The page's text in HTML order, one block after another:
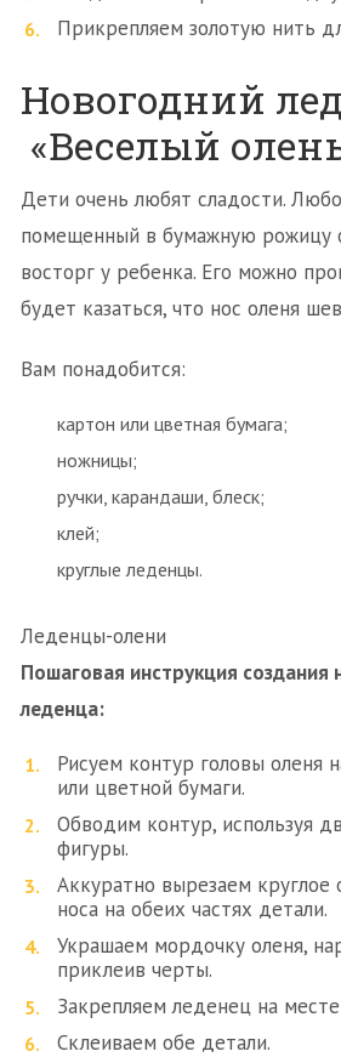
Прикрепляем золотую нить
Новогодний
«Веселый
Дети очень любят сладости.
помещенный в бумажную рожицу
восторг у ребенка. Его можно
будет казаться, что нос оленя
Вам понадобится:
картон или цветная бумага;
ножницы;
ручки, карандаши, блеск;
клей;
круглые леденцы.
Леденцы-олени
Пошаговая инструкция создания
леденца:
Рисуем контур головы оленя
или цветной бумаги.
Обводим контур, используя
фигуры.
Аккуратно вырезаем круглое
носа на обеих частях детали.
Украшаем мордочку оленя,
приклеив черты.
Закрепляем леденец на
Склеиваем обе детали.